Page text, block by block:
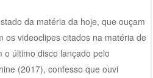
da matéria da hoje, que ouçam
os videoclipes citados na matéria de
o último disco lançado pelo
(2017), confesso que ouvi